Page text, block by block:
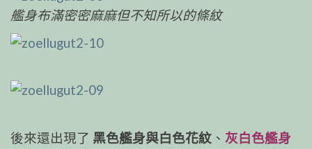
艦身布滿密密麻麻但不知所以的條紋
後來還出現了 黑色艦身與白色花紋 、 灰白色艦身